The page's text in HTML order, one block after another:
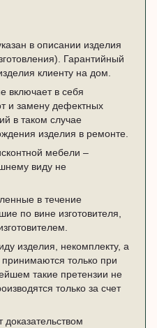
в описании изделия
Гарантийный
клиенту на дом.
включает в себя
и замену дефектных
в таком случае
изделия в ремонте.
мебели –
виду не
в течение
по вине изготовителя,
изделия, некомплекту, а
принимаются только при
такие претензии не
только за счет